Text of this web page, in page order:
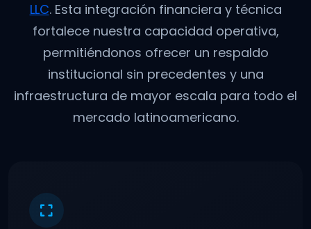
LLC. Esta integración financiera y técnica
fortalece nuestra capacidad operativa,
permitiéndonos ofrecer un respaldo
institucional sin precedentes y una
infraestructura de mayor escala para todo el
mercado latinoamericano.